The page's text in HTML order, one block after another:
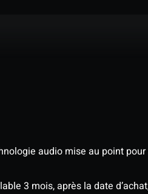
audio mise au point
3 mois, après la date